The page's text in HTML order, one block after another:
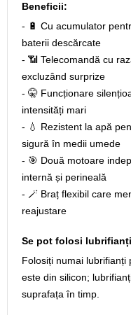
Beneficii:
- 🔋 Cu acumulator
baterii descărcate
- 📶 Telecomandă cu
excluzând surprize
- 🤫 Funcționare
intensități mari
- 💧 Rezistent la apă
sigură în medii umede
- 🎯 Două motoare
internă și perineală
- 🪄 Braț flexibil care
reajustare
Se pot folosi
Folosiți numai
este din silicon;
suprafața în timp.